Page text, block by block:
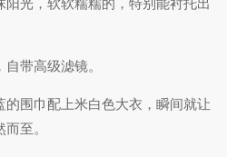
带高级滤镜。
围巾配上米白色大衣，瞬间就让
至。